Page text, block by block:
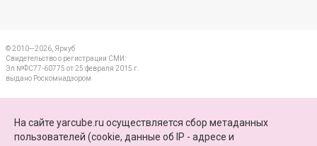
© 2010—2026, Яркуб
Свидетельство о регистрации СМИ:
Эл №ФС77-60775 от 25 февраля 2015 г.
выдано Роскомнадзором
ПАРТНЕРЫ
На сайте yarcube.ru осуществляется сбор метаданных
пользователей (cookie, данные об IP - адресе и